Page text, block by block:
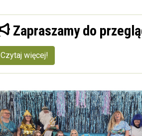
Zapraszamy do
Czytaj więcej!